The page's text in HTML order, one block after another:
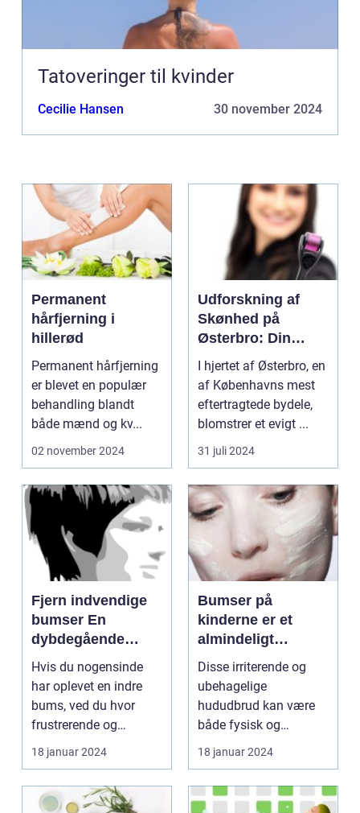
Tatoveringer til kvinder
Cecilie Hansen 30 november 2024
Permanent
hårfjerning i
hillerød
Permanent hårfjerning
er blevet en populær
behandling blandt
både mænd og kv...
02 november 2024
Udforskning af
Skønhed på
Østerbro: Din
Destination for
Æstetiske
Behandlinger
I hjertet af Østerbro, en
af Københavns mest
eftertragtede bydele,
blomstrer et evigt ...
31 juli 2024
Fjern indvendige
bumser En
dybdegående
guide til smuk hud
Hvis du nogensinde
har oplevet en indre
bums, ved du hvor
frustrerende og
smertefuldt det kan
være. ...
18 januar 2024
Bumser på
kinderne er et
almindeligt
problem, som
mange mennesker
oplever i løbet af
deres liv
Disse irriterende og
ubehagelige
hududbrud kan være
både fysisk og
følelsesmæssigt
belastende, især ...
18 januar 2024